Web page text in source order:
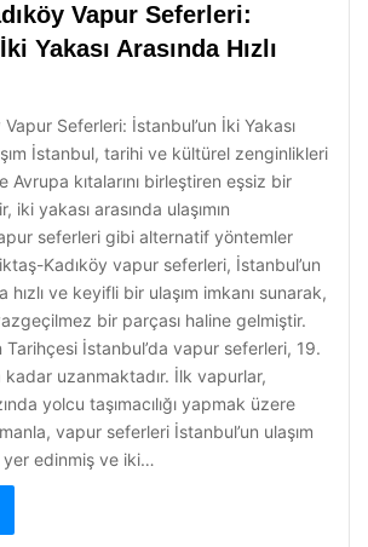
Vapur Seferleri:
Yakası Arasında Hızlı
Seferleri: İstanbul’un İki Yakası
İstanbul, tarihi ve kültürel zenginlikleri
Avrupa kıtalarını birleştiren eşsiz bir
iki yakası arasında ulaşımın
seferleri gibi alternatif yöntemler
Kadıköy vapur seferleri, İstanbul’un
hızlı ve keyifli bir ulaşım imkanı sunarak,
bir parçası haline gelmiştir.
Tarihçesi İstanbul’da vapur seferleri, 19.
kadar uzanmaktadır. İlk vapurlar,
yolcu taşımacılığı yapmak üzere
vapur seferleri İstanbul’un ulaşım
yer edinmiş ve iki…